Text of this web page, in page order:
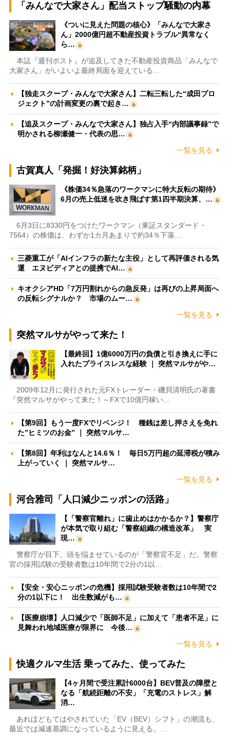
「みんなで大家さん」配当ストップ騒動の内幕
《ついに見えた問題の核心》「みんなで大家さ
ん」2000億円超不動産投資トラブル“異常なく
ら…
本誌『週刊ポスト』が追及してきた不動産投資商品「みんなで
大家さん」がいよいよ最終局面を迎えている…
【独走スクープ・みんなで大家さん】二転三転した“成田プロ
ジェクト”の計画変更の裏で起き…
【追及スクープ・みんなで大家さん】独占入手“内部議事録”で
明かされる柳瀬健一・代表の思…
一覧を見る
古賀真人「発掘！好決算銘柄」
《株価34％急落のワークマンに特大反転の期待》
6月の売上低迷を吹き飛ばす第1四半期決算、…
6月3日に8330円をつけたワークマン（東証スタンダード・
7564）の株価は、わずか1カ月あまりで約34％下落…
三菱重工が「AIインフラの新たな主役」として再評価される気
運 エヌビディアとの提携でAI…
キオクシアHD「7万円割れからの急反発」は再びの上昇局面へ
の反転シグナルか？ 市場のムー…
一覧を見る
突然マルサがやって来た！
【最終回】1億6000万円の負債と引き換えに手に
入れたプライスレスな経験 ｜ 突然マルサがや…
2009年12月に発行された元FXトレーダー・磯貝清明氏の著書
『突然マルサがやって来た！～FXで10億円稼い…
【第9回】もう一度FXでリベンジ！ 種銭は差し押さえを免れ
た”ヒミツのお金” ｜ 突然マルサ…
【第8回】年利はなんと14.6％！ 毎日5万円超の延滞税が積み
上がっていく ｜ 突然マルサ…
一覧を見る
河合雅司「人口減少ニッポンの活路」
【「警察官離れ」に歯止めはかかるか？】警察庁
が本気で取り組む「警察組織の構造改革」 実
現…
警察庁が目下、頭を悩ませているのが「警察官不足」だ。警察
官の採用試験の受験者数は10年間で2分の1以…
【安全・安心ニッポンの危機】採用試験受験者数は10年間で2
分の1以下に！ 出生数減がも…
【医療崩壊】人口減少で「医師不足」に加えて「患者不足」に
見舞われ地域医療が限界に 今後…
一覧を見る
快適クルマ生活 乗ってみた、使ってみた
【4ヶ月間で受注累計6000台】BEV普及の障壁と
なる「航続距離の不安」「充電のストレス」解
消…
あれほどもてはやされていた「EV（BEV）シフト」の潮流も、
最近では減速基調になっているように見える。…